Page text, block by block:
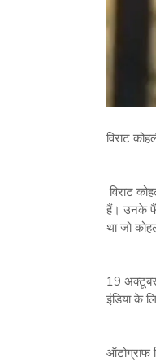
विराट
विराट
हैं। उनके
था जो
19
इंडिया के
ऑटोग्राफ